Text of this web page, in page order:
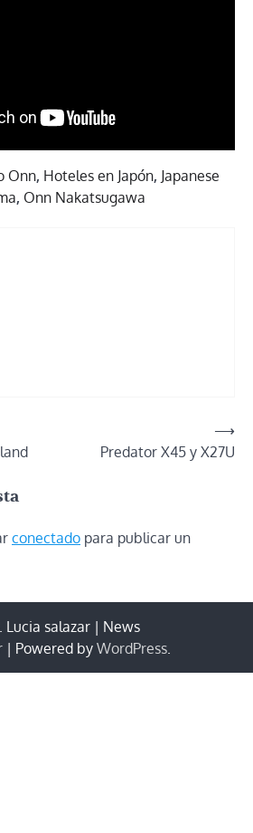
Onn, Hoteles en Japón, Japanese
, Onn Nakatsugawa
Predator X45 y X27U
⟶
conectado para publicar un
Lucia salazar | News
| Powered by WordPress